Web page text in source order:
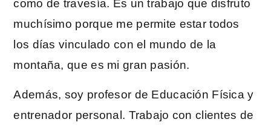
como de travesía. Es un trabajo que disfruto
muchísimo porque me permite estar todos
los días vinculado con el mundo de la
montaña, que es mi gran pasión.
Además, soy profesor de Educación Física y
entrenador personal. Trabajo con clientes de